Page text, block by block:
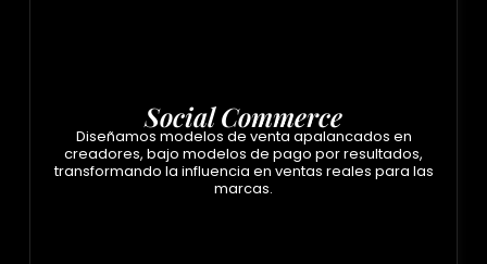
Social Commerce
Diseñamos modelos de venta apalancados en
creadores, bajo modelos de pago por resultados,
transformando la influencia en ventas reales para las
marcas.